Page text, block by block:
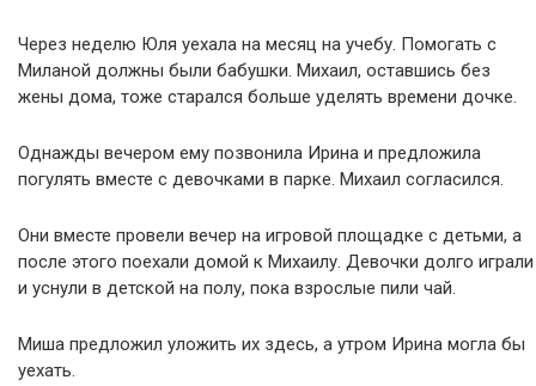
Через неделю Юля уехала на месяц на учебу. Помогать с
Миланой должны были бабушки. Михаил, оставшись без
жены дома, тоже старался больше уделять времени дочке.
Однажды вечером ему позвонила Ирина и предложила
погулять вместе с девочками в парке. Михаил согласился.
Они вместе провели вечер на игровой площадке с детьми, а
после этого поехали домой к Михаилу. Девочки долго играли
и уснули в детской на полу, пока взрослые пили чай.
Миша предложил уложить их здесь, а утром Ирина могла бы
уехать.